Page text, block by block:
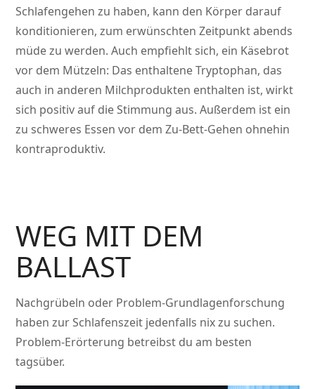
Schlafengehen zu haben, kann den Körper darauf
konditionieren, zum erwünschten Zeitpunkt abends
müde zu werden. Auch empfiehlt sich, ein Käsebrot
vor dem Mützeln: Das enthaltene Tryptophan, das
auch in anderen Milchprodukten enthalten ist, wirkt
sich positiv auf die Stimmung aus. Außerdem ist ein
zu schweres Essen vor dem Zu-Bett-Gehen ohnehin
kontraproduktiv.
WEG MIT DEM
BALLAST
Nachgrübeln oder Problem-Grundlagenforschung
haben zur Schlafenszeit jedenfalls nix zu suchen.
Problem-Erörterung betreibst du am besten
tagsüber.